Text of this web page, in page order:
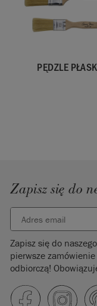
PĘDZLE
Zapisz się do
Zapisz się do
pierwsze
odbiorczą!